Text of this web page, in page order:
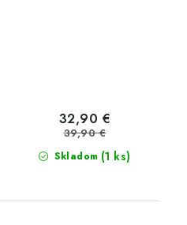
Skladom (1 ks)
32,90 €
39,90 €